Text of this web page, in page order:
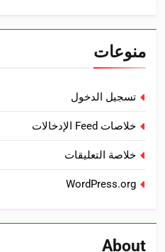
منوعات
تسجيل الدخول
خلاصات Feed الإدخالات
خلاصة التعليقات
WordPress.org
About